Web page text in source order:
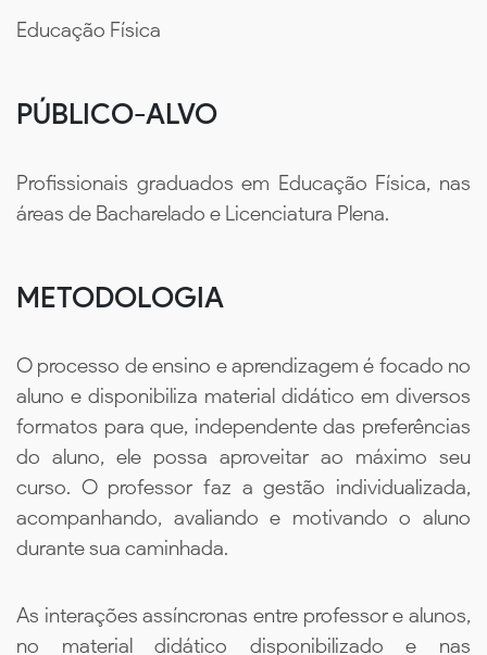
Educação Física
PÚBLICO-ALVO
Profissionais graduados em Educação Física, nas
áreas de Bacharelado e Licenciatura Plena.
METODOLOGIA
O processo de ensino e aprendizagem é focado no
aluno e disponibiliza material didático em diversos
formatos para que, independente das preferências
do aluno, ele possa aproveitar ao máximo seu
curso. O professor faz a gestão individualizada,
acompanhando, avaliando e motivando o aluno
durante sua caminhada.
As interações assíncronas entre professor e alunos,
no material didático disponibilizado e nas